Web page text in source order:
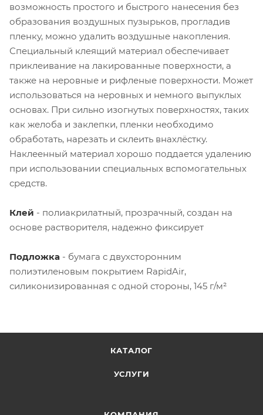
возможность простого и быстрого нанесения без
образования воздушных пузырьков, прогладив
пленку, можно удалить воздушные накопления.
Специальный клеящий материал обеспечивает
приклеивание на лакированные поверхности, а
также на неровные и рифленые поверхности. Может
использоваться на неровных и немного выпуклых
основах. При сильно изогнутых поверхностях, таких
как желоба и заклепки, пленки необходимо
обработать, нарезать и склеить внахлёстку.
Наклеенный материал хорошо поддается удалению
при использовании специальных вспомогательных
средств.
Клей - полиакрилатный, прозрачный, создан на
основе растворителя, надежно фиксирует
Подложка - бумага с двухсторонним
полиэтиленовым покрытием RapidAir,
силиконизированная с одной стороны, 145 г/м²
КАТАЛОГ
УСЛУГИ